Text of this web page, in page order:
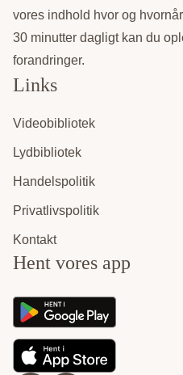
vores indhold hvor og
30 minutter dagligt kan du
forandringer.
Links
Videobibliotek
Lydbibliotek
Handelspolitik
Privatlivspolitik
Kontakt
Hent vores app